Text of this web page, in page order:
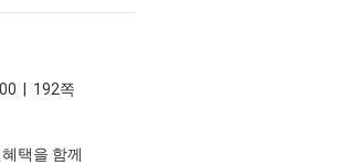
| 192쪽
택을 함께